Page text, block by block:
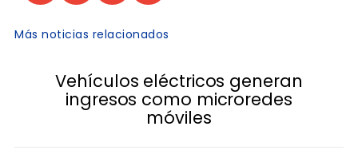
Más noticias relacionados
Vehículos eléctricos generan
ingresos como microredes
móviles